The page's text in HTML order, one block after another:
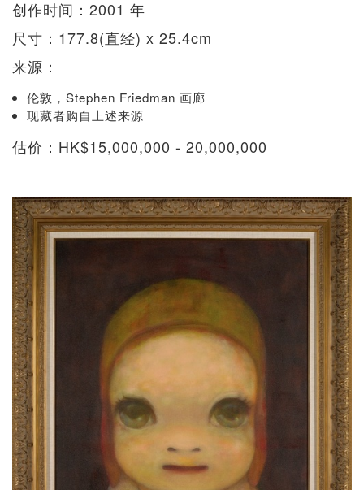
创作时间：2001 年
尺寸：177.8(直经) x 25.4cm
来源：
伦敦，Stephen Friedman 画廊
现藏者购自上述来源
估价：HK$15,000,000 - 20,000,000